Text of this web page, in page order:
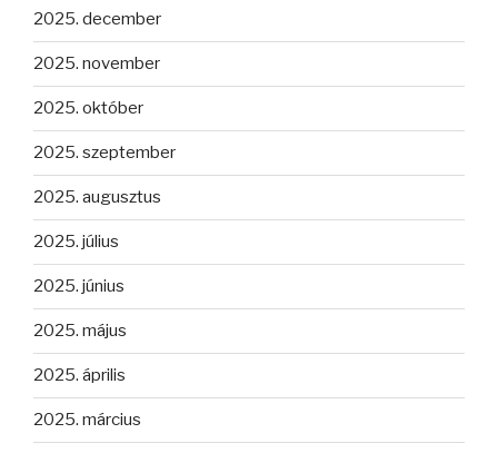
2025. december
2025. november
2025. október
2025. szeptember
2025. augusztus
2025. július
2025. június
2025. május
2025. április
2025. március